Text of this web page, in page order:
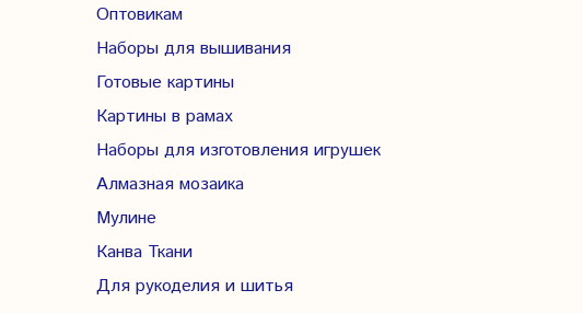
Оптовикам
Наборы для вышивания
Готовые картины
Картины в рамах
Наборы для изготовления игрушек
Алмазная мозаика
Мулине
Канва Ткани
Для рукоделия и шитья